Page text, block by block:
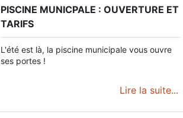
PISCINE MUNICPALE : OUVERTURE ET
TARIFS
L'été est là, la piscine municipale vous ouvre
ses portes !
Lire la suite...